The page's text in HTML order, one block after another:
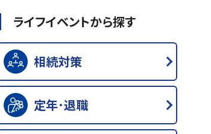
ライフイベントから探す
相続対策
定年･退職